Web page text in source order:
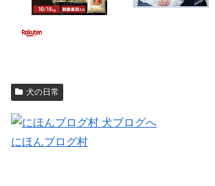
犬の日常
にほんブログ村